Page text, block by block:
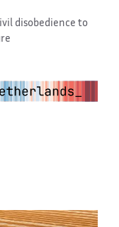
disobedience to